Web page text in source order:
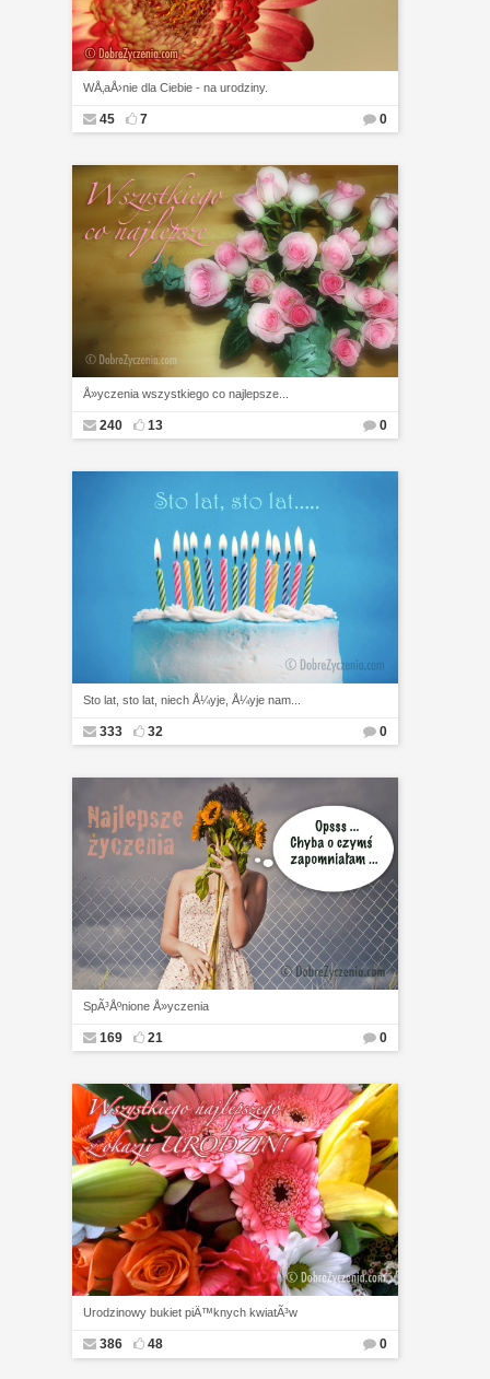
WÅ‚aÅ›nie dla Ciebie - na urodziny.
45 7 0
Å»yczenia wszystkiego co najlepsze...
240 13 0
Sto lat, sto lat, niech Å¼yje, Å¼yje nam...
333 32 0
SpÃ³Åºnione Å»yczenia
169 21 0
Urodzinowy bukiet piÄ™knych kwiatÃ³w
386 48 0